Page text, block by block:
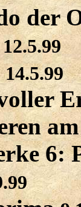
der
12.5.99
14.5.99
6: